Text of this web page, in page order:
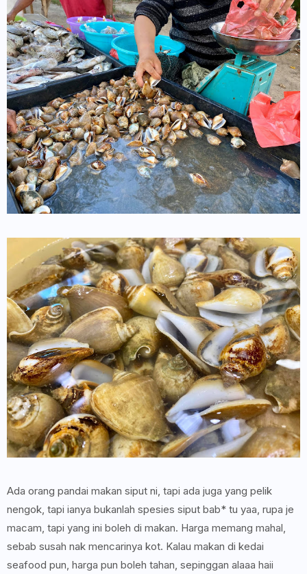
Ada orang pandai makan siput ni, tapi ada juga yang pelik
nengok, tapi ianya bukanlah spesies siput bab* tu yaa, rupa je
macam, tapi yang ini boleh di makan. Harga memang mahal,
sebab susah nak mencarinya kot. Kalau makan di kedai
seafood pun, harga pun boleh tahan, sepinggan alaaa haii